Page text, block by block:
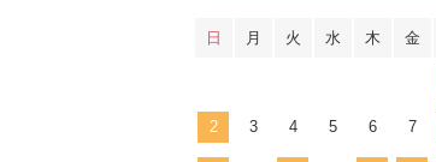
日 月 火 水 木 金
2 3 4 5 6 7